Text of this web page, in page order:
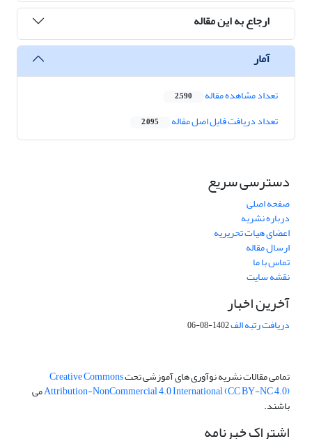
ارجاع به این مقاله
آمار
تعداد مشاهده مقاله 2,590
تعداد دریافت فایل اصل مقاله 2,095
دسترسی سریع
صفحه اصلی
درباره نشریه
اعضای هیات تحریریه
ارسال مقاله
تماس با ما
نقشه سایت
آخرین اخبار
دریافت رتبه الف1402-08-06
تمامی مقالات نشریه نوآوری های آموزشی تحتCreative Commons
Attribution-NonCommercial 4.0 International (CC BY-NC 4.0)می
باشند.
اشتراک خبرنامه